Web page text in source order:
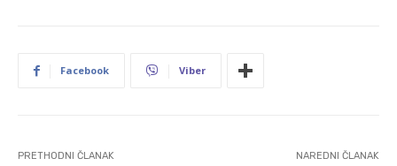
Facebook Viber
PRETHODNI ČLANAK NAREDNI ČLANAK